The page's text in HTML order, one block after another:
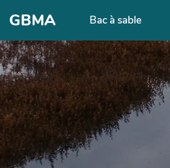
Aller au contenu principal
GBMA Bac à sable